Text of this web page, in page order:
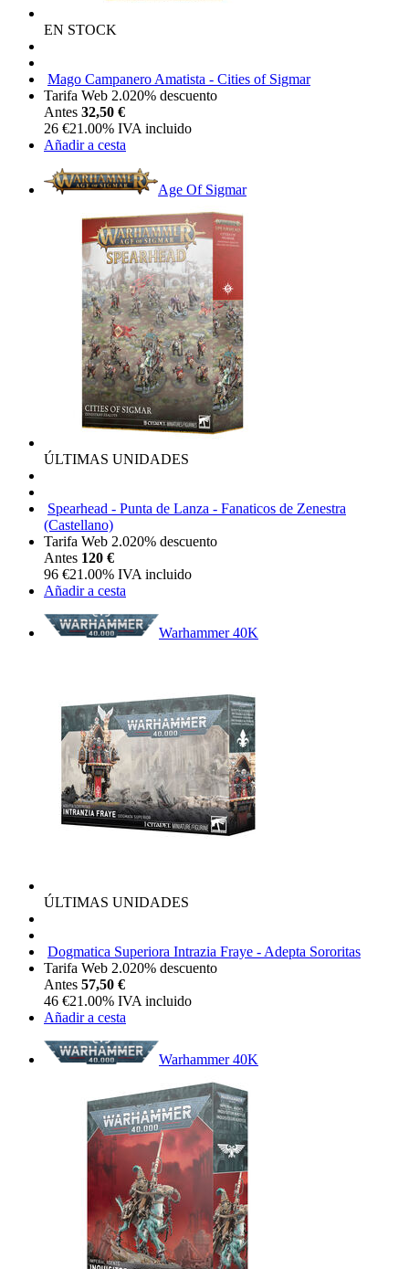
EN STOCK
Mago Campanero Amatista - Cities of Sigmar
Tarifa Web 2.020% descuento
Antes 32,50 €
26 €21.00% IVA incluido
Añadir a cesta
Age Of Sigmar
ÚLTIMAS UNIDADES
Spearhead - Punta de Lanza - Fanaticos de Zenestra
(Castellano)
Tarifa Web 2.020% descuento
Antes 120 €
96 €21.00% IVA incluido
Añadir a cesta
Warhammer 40K
ÚLTIMAS UNIDADES
Dogmatica Superiora Intrazia Fraye - Adepta Sororitas
Tarifa Web 2.020% descuento
Antes 57,50 €
46 €21.00% IVA incluido
Añadir a cesta
Warhammer 40K